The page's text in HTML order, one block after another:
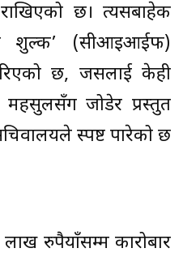
छ। त्यसबाहेक
शुल्क’ (सीआइआईफ)
छ, जसलाई केही
महसुलसँग जोडेर प्रस्तुत
स्पष्ट पारेको छ
रुपैयाँसम्म कारोबार